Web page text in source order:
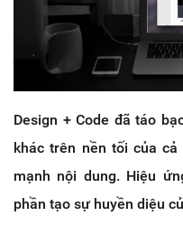
Design + Code đã táo
khác trên nền tối của
mạnh nội dung. Hiệu
phần tạo sự huyền diệu